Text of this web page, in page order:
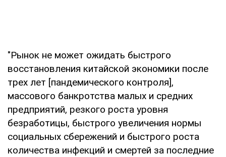
"Рынок не может ожидать быстрого
восстановления китайской экономики после
трех лет [пандемического контроля],
массового банкротства малых и средних
предприятий, резкого роста уровня
безработицы, быстрого увеличения нормы
социальных сбережений и быстрого роста
количества инфекций и смертей за последние